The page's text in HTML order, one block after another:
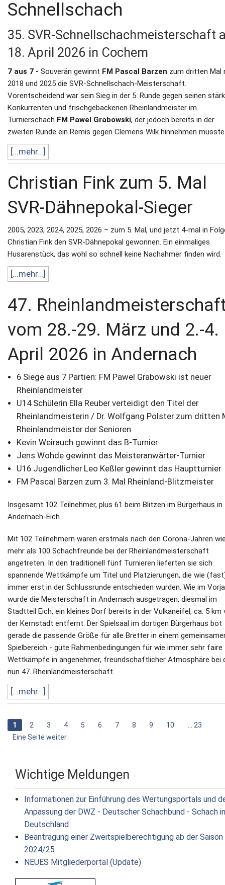
Schnellschach
35. SVR-Schnellschachmeisterschaft
18. April 2026 in Cochem
7 aus 7 - Souverän gewinnt FM Pascal Barzen zum dritten Mal
2018 und 2025 die SVR-Schnellschach-Meisterschaft.
Vorentscheidend war sein Sieg in der 5. Runde gegen seinen
Konkurrenten und frischgebackenen Rheinlandmeister im
Turnierschach FM Pawel Grabowski, der jedoch bereits in der
zweiten Runde ein Remis gegen Clemens Wilk hinnehmen
[...mehr...]
Christian Fink zum 5. Mal
SVR-Dähnepokal-Sieger
2005, 2023, 2024, 2025, 2026 – zum 5. Mal, und jetzt 4-mal in
Christian Fink den SVR-Dähnepokal gewonnen. Ein einmaliges
Husarenstück, das wohl so schnell keine Nachahmer finden wird.
[...mehr...]
47.
vom 28.-29. März und 2.-4.
April 2026 in Andernach
6 Siege aus 7 Partien: FM Pawel Grabowski ist neuer
Rheinlandmeister
U14 Schülerin Ella Reuber verteidigt den Titel der
Rheinlandmeisterin / Dr. Wolfgang Polster zum dritten
Rheinlandmeister der Senioren
Kevin Weirauch gewinnt das B-Turnier
Jens Wohde gewinnt das Meisteranwärter-Turnier
U16 Jugendlicher Leo Keßler gewinnt das Hauptturnier
FM Pascal Barzen zum 3. Mal Rheinland-Blitzmeister
Insgesamt 102 Teilnehmer, plus 61 beim Blitzen im Bürgerhaus in
Andernach-Eich
Mit 102 Teilnehmern waren erstmals nach den Corona-Jahren
mehr als 100 Schachfreunde bei der Rheinlandmeisterschaft
angetreten. In den traditionell fünf Turnieren lieferten sie sich
spannende Wettkämpfe um Titel und Platzierungen, die wie
immer erst in der Schlussrunde entschieden wurden. Wie im
wurde die Meisterschaft in Andernach ausgetragen, diesmal im
Stadtteil Eich, ein kleines Dorf bereits in der Vulkaneifel, ca. 5 km
der Kernstadt entfernt. Der Spielsaal im dortigen Bürgerhaus bot
gerade die passende Größe für alle Bretter in einem
Spielbereich - gute Rahmenbedingungen für wie immer sehr faire
Wettkämpfe in angenehmer, freundschaftlicher Atmosphäre bei
nun 47. Rheinlandmeisterschaft.
[...mehr...]
1 2 3 4 5 6 7 8 9 10
... 23
Eine Seite weiter
Wichtige Meldungen
Informationen zur Einführung des Wertungsportals und
Anpassung der DWZ - Deutscher Schachbund - Schach in
Deutschland
Beantragung einer Zweitspielberechtigung ab der Saison
2024/25
NEUES Mitgliederportal (Update)